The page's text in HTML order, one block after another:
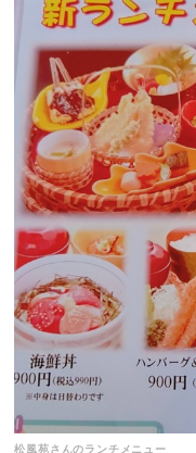
松風苑さんのランチメニュー